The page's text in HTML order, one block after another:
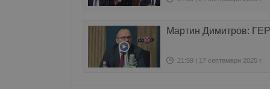
Мартин Димитров:
21:59 | 17 септември 2025 г.